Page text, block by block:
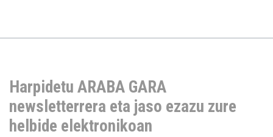
Harpidetu ARABA GARA
newsletterrera eta jaso ezazu zure
helbide elektronikoan